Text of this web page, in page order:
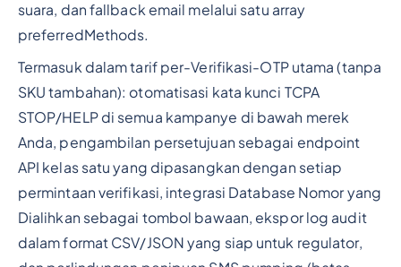
suara, dan fallback email melalui satu array
preferredMethods.
Termasuk dalam tarif per-Verifikasi-OTP utama (tanpa
SKU tambahan): otomatisasi kata kunci TCPA
STOP/HELP di semua kampanye di bawah merek
Anda, pengambilan persetujuan sebagai endpoint
API kelas satu yang dipasangkan dengan setiap
permintaan verifikasi, integrasi Database Nomor yang
Dialihkan sebagai tombol bawaan, ekspor log audit
dalam format CSV/JSON yang siap untuk regulator,